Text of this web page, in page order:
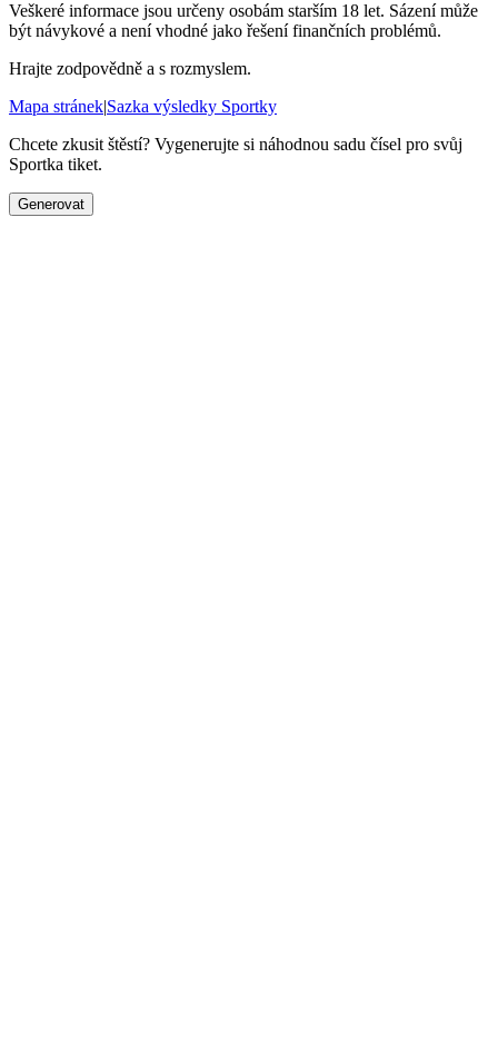
Veškeré informace jsou určeny osobám starším 18 let. Sázení může
být návykové a není vhodné jako řešení finančních problémů.
Hrajte zodpovědně a s rozmyslem.
Mapa stránek|Sazka výsledky Sportky
Chcete zkusit štěstí? Vygenerujte si náhodnou sadu čísel pro svůj
Sportka tiket.
Generovat